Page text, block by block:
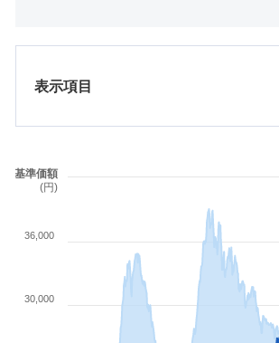
表示項目
基準価額
(円)
30,000
36,000